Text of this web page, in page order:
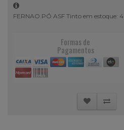
FERNAO PÓ ASF Tinto em estoque: 4
Formas de
Pagamentos